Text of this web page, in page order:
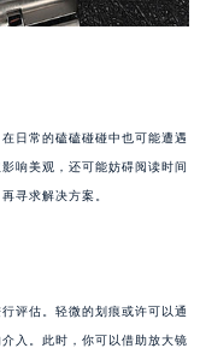
日常的磕磕碰碰中也可能遭遇
响美观，还可能妨碍阅读时间
寻求解决方案。
评估。轻微的划痕或许可以通
入。此时，你可以借助放大镜